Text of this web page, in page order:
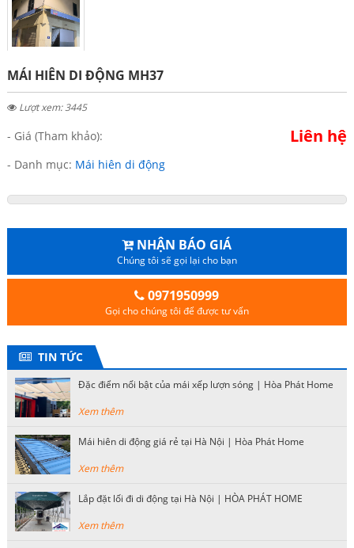
MÁI HIÊN DI ĐỘNG MH37
Lượt xem: 3445
- Giá (Tham khảo): Liên hệ
- Danh mục: Mái hiên di động
NHẬN BÁO GIÁ
Chúng tôi sẽ gọi lại cho bạn
0971950999
Gọi cho chúng tôi để được tư vấn
TIN TỨC
Đặc điểm nổi bật của mái xếp lượn sóng | Hòa Phát Home
Xem thêm
Mái hiên di động giá rẻ tại Hà Nội | Hòa Phát Home
Xem thêm
Lắp đặt lối đi di động tại Hà Nội | HÒA PHÁT HOME
Xem thêm